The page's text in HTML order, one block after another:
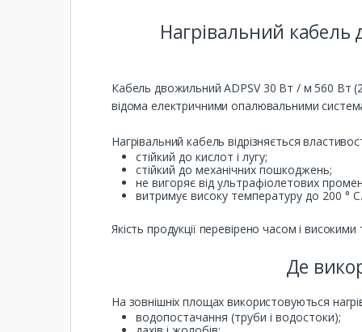
Нагрівальний кабель
Кабель двожильний ADPSV 30 Вт / м 560 Вт
відома електричними опалювальними
Нагрівальний кабель відрізняється
стійкий до кислот і лугу;
стійкий до механічних пошкоджень;
не вигоряє від ультрафіолетових
витримує високу температуру до 200 ° С.
Якість продукції перевірено часом і
Де
На зовнішніх площах використовуються
водопостачання (труби і водостоки);